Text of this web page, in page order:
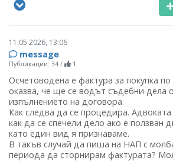
11.05.2026, 13:06
message
Публикации: 34 / 1
Осчетоводена е фактура за покупка
оказва, че ще се водът съдебни дела
изпълнението на договора.
Как следва да се процедира.
как да се спечели дело ако е ползван
като един вид я признаваме.
В такъв случай да пиша на НАП с
периода да сторнирам фактурата?